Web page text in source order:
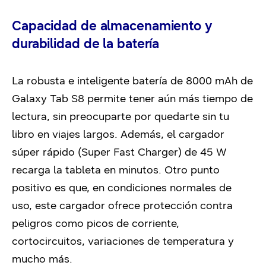
Capacidad de almacenamiento y
durabilidad de la batería
La robusta e inteligente batería de 8000 mAh de
Galaxy Tab S8 permite tener aún más tiempo de
lectura, sin preocuparte por quedarte sin tu
libro en viajes largos. Además, el cargador
súper rápido (Super Fast Charger) de 45 W
recarga la tableta en minutos. Otro punto
positivo es que, en condiciones normales de
uso, este cargador ofrece protección contra
peligros como picos de corriente,
cortocircuitos, variaciones de temperatura y
mucho más.